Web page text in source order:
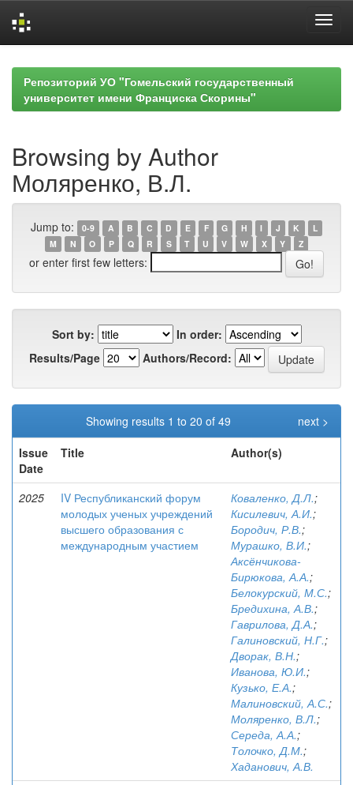
navigationРепозиторий УО "Гомельский государственный
университет имени Франциска Скорины"
Browsing by Author
Моляренко, В.Л.
Jump to: 0-9 A B C D E F G H I J K
L
M
N O P Q R S T U V W X Y Z
or enter first few letters:
Sort by:
In order:
Results/Page
Authors/Record:
Showing results 1 to 20 of 49
next >
Issue
Date
Title Author(s)
2025
IV Республиканский форум
молодых ученых учреждений
высшего образования с
международным участием
Коваленко, Д.Л.;
Кисилевич, А.И.;
Бородич, Р.В.;
Мурашко, В.И.;
Аксёнчикова-
Бирюкова, А.А.;
Белокурский, М.С.;
Бредихина, А.В.;
Гаврилова, Д.А.;
Галиновский, Н.Г.;
Дворак, В.Н.;
Иванова, Ю.И.;
Кузько, Е.А.;
Малиновский, А.С.;
Моляренко, В.Л.;
Середа, А.А.;
Толочко, Д.М.;
Хаданович, А.В.